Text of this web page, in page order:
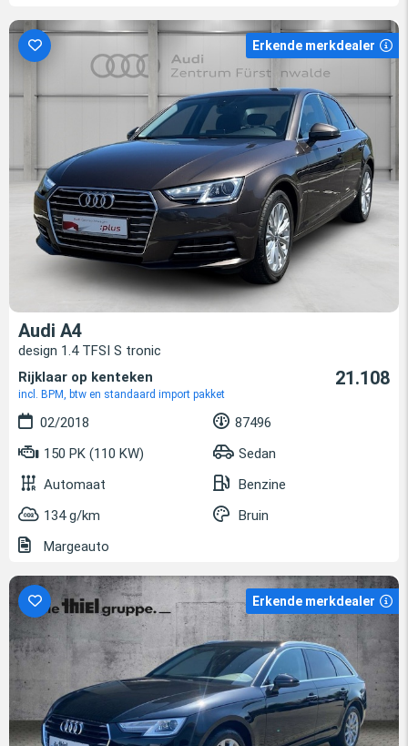
Erkende merkdealer
Audi A4
design 1.4 TFSI S tronic
Rijklaar op kenteken
incl. BPM, btw en standaard import pakket
21.108
02/2018
87496
150 PK (110 KW)
Sedan
Automaat
Benzine
134 g/km
Bruin
Margeauto
Erkende merkdealer